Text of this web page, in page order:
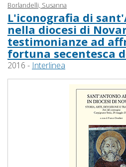
Borlandelli, Susanna
L'iconografia di
nella diocesi di
testimonianze ad
fortuna secentesca
2016 - Interlinea